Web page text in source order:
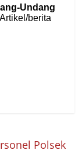
Polsek